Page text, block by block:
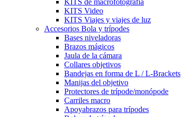
KITS de macrofotografía
KITS Video
KITS Viajes y viajes de luz
Accesorios Bola y trípodes
Bases niveladoras
Brazos mágicos
Jaula de la cámara
Collares objetivos
Bandejas en forma de L / L-Brackets
Manijas del objetivo
Protectores de trípode/monópode
Carriles macro
Apoyabrazos para trípodes